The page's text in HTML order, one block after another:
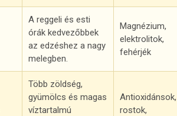
A reggeli és esti
órák kedvezőbbek
az edzéshez a nagy
melegben.
Magnézium,
elektrolitok,
fehérjék
Több zöldség,
gyümölcs és magas
víztartalmú
Antioxidánsok,
rostok,